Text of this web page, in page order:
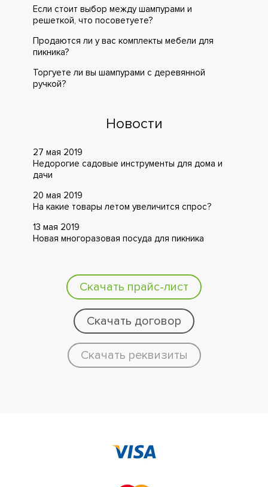
Если стоит выбор между шампурами и
решеткой, что посоветуете?
Продаются ли у вас комплекты мебели для
пикника?
Торгуете ли вы шампурами с деревянной
ручкой?
Новости
27 мая 2019
Недорогие садовые инструменты для дома и
дачи
20 мая 2019
На какие товары летом увеличится спрос?
13 мая 2019
Новая многоразовая посуда для пикника
Скачать прайс-лист
Скачать договор
Скачать реквизиты